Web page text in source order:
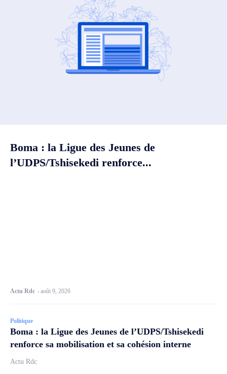
Boma : la Ligue des Jeunes de
l’UDPS/Tshisekedi renforce...
Actu Rdc -août 9, 2026
Politique
Boma : la Ligue des Jeunes de l’UDPS/Tshisekedi
renforce sa mobilisation et sa cohésion interne
Actu Rdc